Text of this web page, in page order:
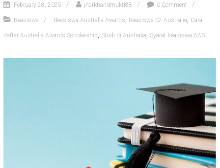
February 28, 2025 jharkhandmukti88 0 Comment
Beasiswa Beasiswa Australia Awards, Beasiswa S2 Australia, Cara
daftar Australia Awards Scholarship, Studi di Australia, Syarat beasiswa AAS